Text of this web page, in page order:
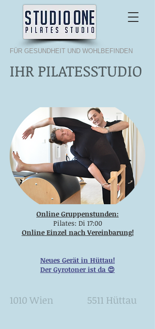
FÜR GESUNDHEIT UND WOHLBEFINDEN
IHR PILATESSTUDIO
1010 Wien 5511 Hüttau
Online Gruppenstunden:
Pilates: Di 17:00
Online Einzel nach Vereinbarung!
Neues Gerät in Hüttau!
Der Gyrotoner ist da 😍